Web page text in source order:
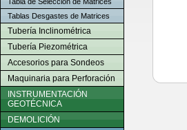
Tablas Desgastes de Matrices
Tubería Inclinométrica
Tubería Piezométrica
Accesorios para Sondeos
Maquinaria para Perforación
INSTRUMENTACIÓN
GEOTÉCNICA
DEMOLICIÓN